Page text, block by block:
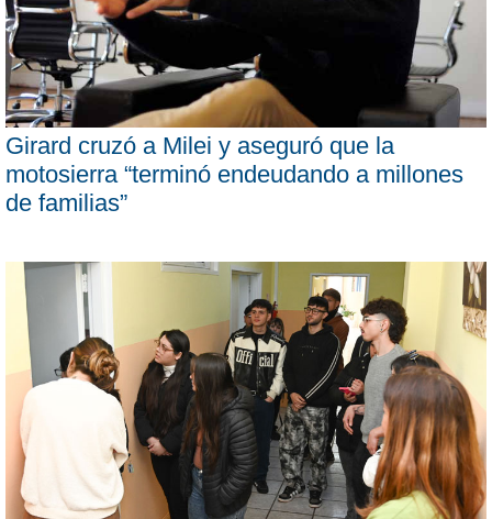
Girard cruzó a Milei y aseguró que la
motosierra “terminó endeudando a millones
de familias”